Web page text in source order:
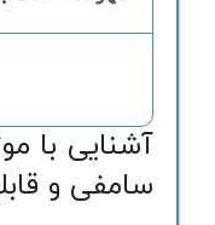
آشنایی با
سامفی و